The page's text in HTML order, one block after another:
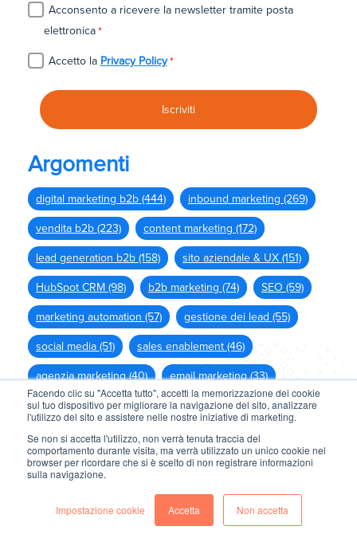
Facendo clic su "Accetta tutto", accetti la memorizzazione dei cookie
sul tuo dispositivo per migliorare la navigazione del sito, analizzare
l'utilizzo del sito e assistere nelle nostre iniziative di marketing.
Se non si accetta l'utilizzo, non verrà tenuta traccia del
comportamento durante visita, ma verrà utilizzato un unico cookie nel
browser per ricordare che si è scelto di non registrare informazioni
sulla navigazione.
Impostazione cookie Accetta Non accetta
Acconsento a ricevere la newsletter tramite posta
elettronica*
Accetto la Privacy Policy *
Argomenti
digital marketing b2b (444) inbound marketing (269)
vendita b2b (223) content marketing (172)
lead generation b2b (158) sito aziendale & UX (151)
HubSpot CRM (98) b2b marketing (74) SEO (59)
marketing automation (57) gestione dei lead (55)
social media (51) sales enablement (46)
agenzia marketing(40) email marketing(33)
Visualizza tutti